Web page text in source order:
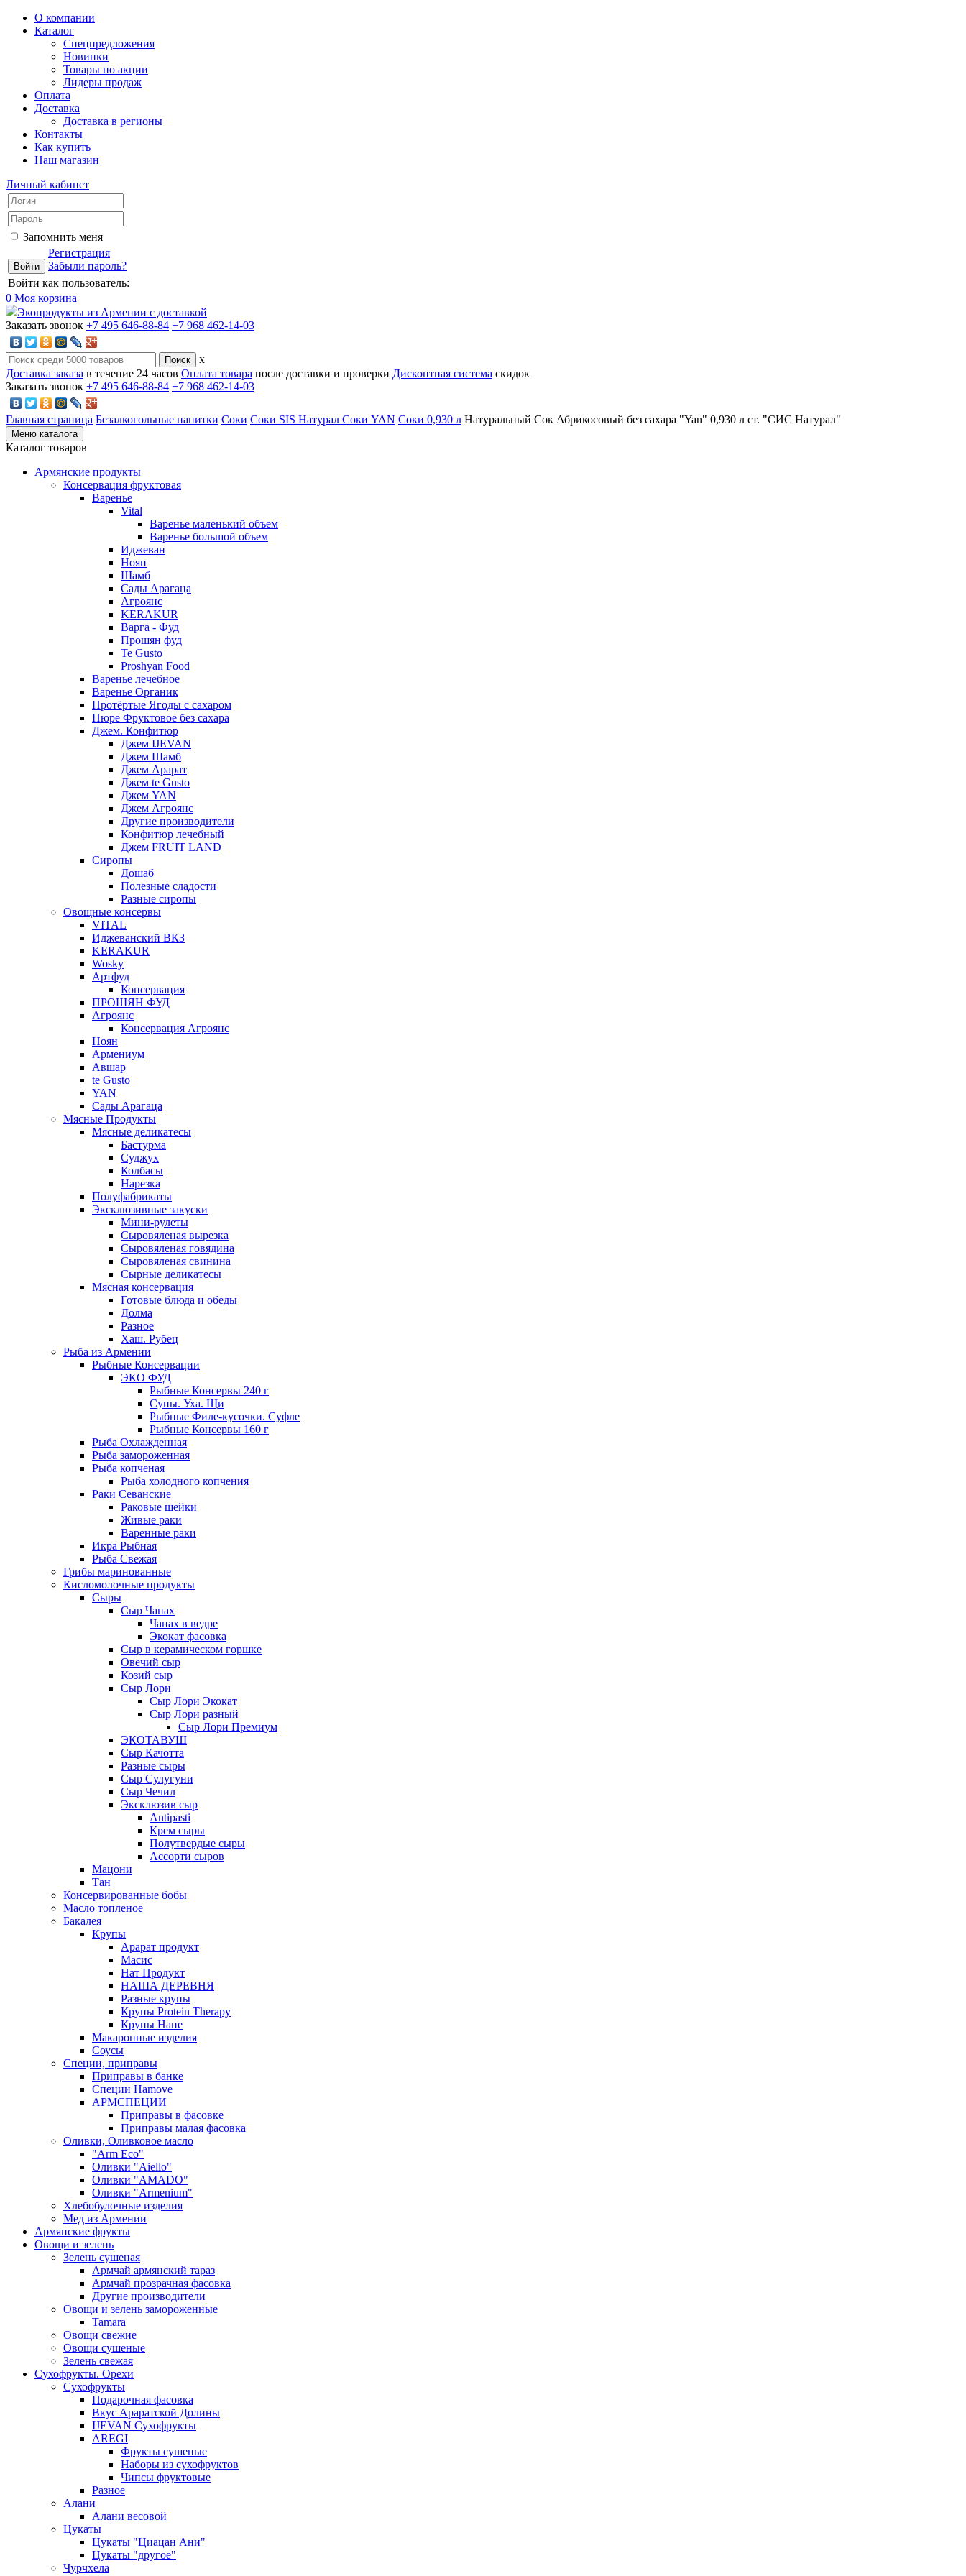
О компании
Каталог
Спецпредложения
Новинки
Товары по акции
Лидеры продаж
Оплата
Доставка
Доставка в регионы
Контакты
Как купить
Наш магазин
Личный кабинет
Запомнить меня
Регистрация
Забыли пароль?
Войти как пользователь:
0 Моя корзина
Экопродукты из Армении с доставкой
Заказать звонок +7 495 646-88-84 +7 968 462-14-03
x
Доставка заказа в течение 24 часов Оплата товара после доставки и проверки Дисконтная система скидок
Заказать звонок +7 495 646-88-84 +7 968 462-14-03
Главная страница Безалкогольные напитки Соки Соки SIS Натурал Соки YAN Соки 0,930 л Натуральный Сок Абрикосовый без сахара "Yan" 0,930 л ст. "СИС Натурал"
Меню каталога
Каталог товаров
Армянские продукты
Консервация фруктовая
Варенье
Vital
Варенье маленький объем
Варенье большой объем
Иджеван
Ноян
Шамб
Сады Арагаца
Агроянс
KERAKUR
Варга - Фуд
Прошян фуд
Te Gusto
Proshyan Food
Варенье лечебное
Варенье Органик
Протёртые Ягоды с сахаром
Пюре Фруктовое без сахара
Джем. Конфитюр
Джем IJEVAN
Джем Шамб
Джем Арарат
Джем te Gusto
Джем YAN
Джем Агроянс
Другие производители
Конфитюр лечебный
Джем FRUIT LAND
Сиропы
Дошаб
Полезные сладости
Разные сиропы
Овощные консервы
VITAL
Иджеванский ВКЗ
KERAKUR
Wosky
Артфуд
Консервация
ПРОШЯН ФУД
Агроянс
Консервация Агроянс
Ноян
Армениум
Авшар
te Gusto
YAN
Сады Арагаца
Мясные Продукты
Мясные деликатесы
Бастурма
Суджух
Колбасы
Нарезка
Полуфабрикаты
Эксклюзивные закуски
Мини-рулеты
Сыровяленая вырезка
Сыровяленая говядина
Сыровяленая свинина
Сырные деликатесы
Мясная консервация
Готовые блюда и обеды
Долма
Разное
Хаш. Рубец
Рыба из Армении
Рыбные Консервации
ЭКО ФУД
Рыбные Консервы 240 г
Супы. Уха. Щи
Рыбные Филе-кусочки. Суфле
Рыбные Консервы 160 г
Рыба Охлажденная
Рыба замороженная
Рыба копченая
Рыба холодного копчения
Раки Севанские
Раковые шейки
Живые раки
Варенные раки
Икра Рыбная
Рыба Свежая
Грибы маринованные
Кисломолочные продукты
Сыры
Сыр Чанах
Чанах в ведре
Экокат фасовка
Сыр в керамическом горшке
Овечий сыр
Козий сыр
Сыр Лори
Сыр Лори Экокат
Сыр Лори разный
Сыр Лори Премиум
ЭКОТАВУШ
Сыр Качотта
Разные сыры
Сыр Сулугуни
Сыр Чечил
Эксклюзив сыр
Antipasti
Крем сыры
Полутвердые сыры
Ассорти сыров
Мацони
Тан
Консервированные бобы
Масло топленое
Бакалея
Крупы
Арарат продукт
Масис
Нат Продукт
НАША ДЕРЕВНЯ
Разные крупы
Крупы Protein Therapy
Крупы Нане
Макаронные изделия
Соусы
Специи, приправы
Приправы в банке
Специи Hamove
АРМСПЕЦИИ
Приправы в фасовке
Приправы малая фасовка
Оливки, Оливковое масло
"Arm Eco"
Оливки "Aiello"
Оливки "AMADO"
Оливки "Armenium"
Хлебобулочные изделия
Мед из Армении
Армянские фрукты
Овощи и зелень
Зелень сушеная
Армчай армянский тараз
Армчай прозрачная фасовка
Другие производители
Овощи и зелень замороженные
Tamara
Овощи свежие
Овощи сушеные
Зелень свежая
Сухофрукты. Орехи
Сухофрукты
Подарочная фасовка
Вкус Араратской Долины
IJEVAN Сухофрукты
AREGI
Фрукты сушеные
Наборы из сухофруктов
Чипсы фруктовые
Разное
Алани
Алани весовой
Цукаты
Цукаты "Циацан Ани"
Цукаты "другое"
Чурчхела